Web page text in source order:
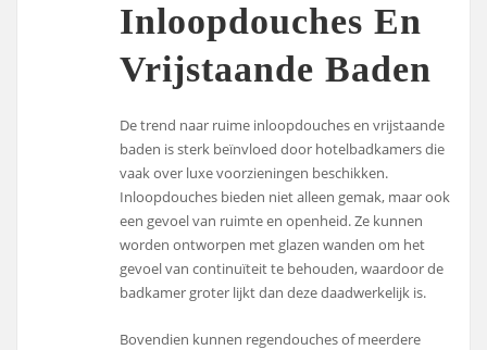
Inloopdouches En
Vrijstaande Baden
De trend naar ruime inloopdouches en vrijstaande
baden is sterk beïnvloed door hotelbadkamers die
vaak over luxe voorzieningen beschikken.
Inloopdouches bieden niet alleen gemak, maar ook
een gevoel van ruimte en openheid. Ze kunnen
worden ontworpen met glazen wanden om het
gevoel van continuïteit te behouden, waardoor de
badkamer groter lijkt dan deze daadwerkelijk is.
Bovendien kunnen regendouches of meerdere